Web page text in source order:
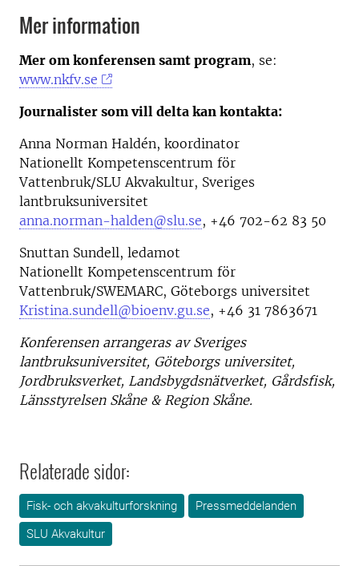
Mer information
Mer om konferensen samt program, se:
www.nkfv.se
Journalister som vill delta kan kontakta:
Anna Norman Haldén, koordinator
Nationellt Kompetenscentrum för
Vattenbruk/SLU Akvakultur, Sveriges
lantbruksuniversitet
anna.norman-halden@slu.se, +46 702-62 83 50
Snuttan Sundell, ledamot
Nationellt Kompetenscentrum för
Vattenbruk/SWEMARC, Göteborgs universitet
Kristina.sundell@bioenv.gu.se, +46 31 7863671
Konferensen arrangeras av Sveriges
lantbruksuniversitet, Göteborgs universitet,
Jordbruksverket, Landsbygdsnätverket, Gårdsfisk,
Länsstyrelsen Skåne & Region Skåne.
Relaterade sidor:
Fisk- och akvakulturforskning
Pressmeddelanden
SLU Akvakultur